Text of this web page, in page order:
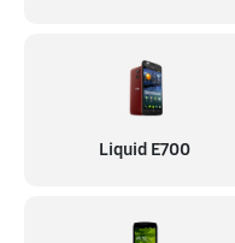
Liquid E700